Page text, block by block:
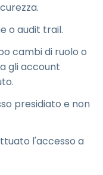
o audit trail.
cambi di ruolo o
gli account
presidiato e non
l'accesso a